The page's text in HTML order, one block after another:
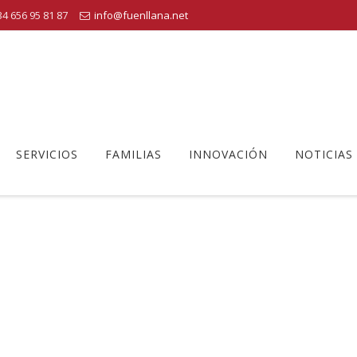
656 95 81 87 info@fuenllana.net
SERVICIOS FAMILIAS INNOVACIÓN NOTICIAS